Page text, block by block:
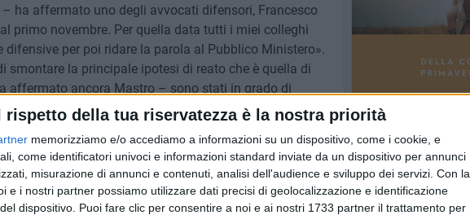
rispetto della tua riservatezza è la nostra priorità
memorizziamo e/o accediamo a informazioni su un dispositivo, come i cookie, e
come identificatori univoci e informazioni standard inviate da un dispositivo per annunci
misurazione di annunci e contenuti, analisi dell'audience e sviluppo dei servizi. Con la
e i nostri partner possiamo utilizzare dati precisi di geolocalizzazione e identificazione
dispositivo. Puoi fare clic per consentire a noi e ai nostri 1733 partner il trattamento per
ha affermato uno degli avvocati difensori, Francesco
primo novembre. Per quella data tutti i miei colleghi
difensive per poi ridare la parola al Pubblico Ministero».
smontare la principale ipotesi di reato che è quella di
affermato ancora Mastro – sono stati in grado di
che dalla sua ha essenzialmente ottenuto
anche potuto dimostrare che le distanze dei
conformi, in quanto il binario preso in esame da Nitti, è
se il suo utilizzo è dato in concessione ad una
si tratta di piccoli interventi in difformità con i
chieste dal Pm».